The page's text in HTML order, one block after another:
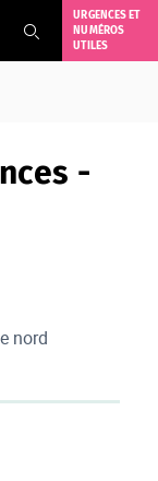
URGENCES ET
NUMÉROS
UTILES
-
nord